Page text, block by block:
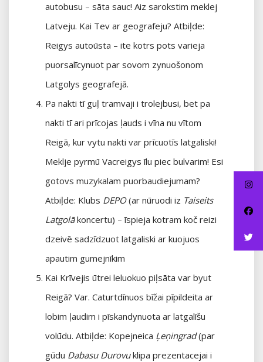
autobusu – sāta sauc! Aiz sarokstim meklej
Latveju. Kai Tev ar geografeju? Atbiļde:
Reigys autoūsta – ite kotrs pots varieja
puorsalīcynuot par sovom zynuošonom
Latgolys geografejā.
Pa nakti tī guļ tramvaji i trolejbusi, bet pa
nakti tī ari prīcojas ļauds i vīna nu vītom
Reigā, kur vytu nakti var prīcuotīs latgaliski!
Meklje pyrmū Vacreigys īlu piec bulvarim! Esi
gotovs muzykalam puorbaudiejumam?
Atbiļde: Klubs DEPO(ar nūruodi iz Taiseits
Latgolākoncertu) – īspieja kotram koč reizi
dzeivē sadzīdzuot latgaliski ar kuojuos
apautim gumejnīkim
Kai Krīvejis ūtrei leluokuo piļsāta var byut
Reigā? Var. Caturtdīnuos bīžai pīpildeita ar
lobim ļaudim i pīskandynuota ar latgalīšu
volūdu. Atbiļde: Kopejneica Ļeņingrad(par
gūdu Dabasu Durovuklipa prezentacejai i